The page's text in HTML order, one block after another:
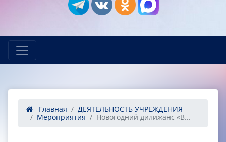
Главная
ДЕЯТЕЛЬНОСТЬ УЧРЕЖДЕНИЯ
Мероприятия
Новогодний дилижанс «В...